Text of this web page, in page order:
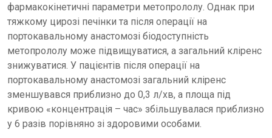
фармакокінетичні параметри метопрололу. Однак при
тяжкому цирозі печінки та після операції на
портокавальному анастомозі біодоступність
метопрололу може підвищуватися, а загальний кліренс
знижуватися. У пацієнтів після операції на
портокавальному анастомозі загальний кліренс
зменшувався приблизно до 0,3 л/хв, а площа під
кривою «концентрація – час» збільшувалася приблизно
у 6 разів порівняно зі здоровими особами.